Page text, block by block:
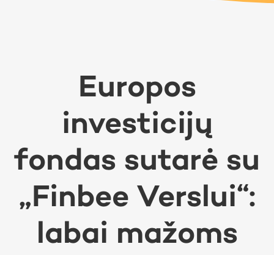
Europos
investicijų
fondas sutarė su
„Finbee Verslui“:
labai mažoms